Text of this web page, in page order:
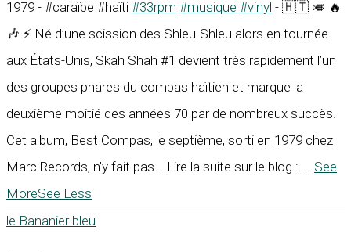
1979 - #caraïbe #haïti #33rpm #musique #vinyl - 🇭🇹 🎺 🔥
🎶 ⚡ Né d’une scission des Shleu-Shleu alors en tournée
aux États-Unis, Skah Shah #1 devient très rapidement l’un
des groupes phares du compas haïtien et marque la
deuxième moitié des années 70 par de nombreux succès.
Cet album, Best Compas, le septième, sorti en 1979 chez
Marc Records, n’y fait pas... Lire la suite sur le blog : ... See
MoreSee Less
le Bananier bleu